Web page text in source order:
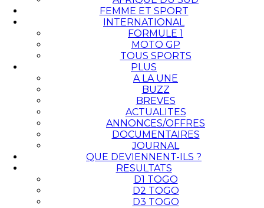
FEMME ET SPORT
INTERNATIONAL
FORMULE 1
MOTO GP
TOUS SPORTS
PLUS
A LA UNE
BUZZ
BREVES
ACTUALITES
ANNONCES/OFFRES
DOCUMENTAIRES
JOURNAL
QUE DEVIENNENT-ILS ?
RESULTATS
D1 TOGO
D2 TOGO
D3 TOGO